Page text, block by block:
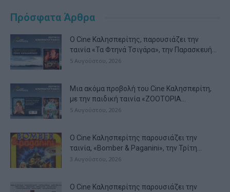
Πρόσφατα Άρθρα
Ο Cine Καλησπερίτης, παρουσιάζει την
ταινία «Τα Φτηνά Τσιγάρα», την Παρασκευή...
5 Αυγούστου, 2026
Μια ακόμα προβολή του Cine Καλησπερίτη,
με την παιδική ταινία «ZOOTOPIA...
5 Αυγούστου, 2026
Ο Cine Καλησπερίτης παρουσιάζει την
ταινία, «Bomber & Paganini», την Τρίτη...
3 Αυγούστου, 2026
Ο Cine Καλησπερίτης παρουσιάζει την